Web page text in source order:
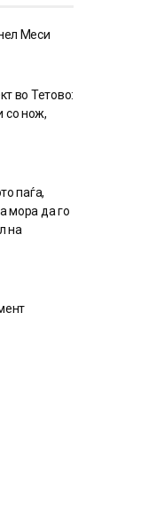
Меси
во Тетово:
со нож,
паѓа,
мора да го
на